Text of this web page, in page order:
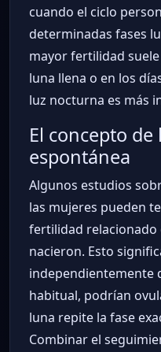
cuando el ciclo
determinadas fases
mayor fertilidad
luna llena o en los
luz nocturna es más
El concepto
espontánea
Algunos estudios
las mujeres pueden
fertilidad relacionado
nacieron. Esto
independientemente
habitual, podrían
luna repite la fase
Combinar el